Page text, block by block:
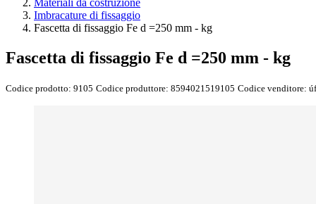
Materiali da costruzione
Imbracature di fissaggio
Fascetta di fissaggio Fe d =250 mm - kg
Fascetta di fissaggio Fe d =250 mm - kg
Codice prodotto: 9105 Codice produttore: 8594021519105 Codice venditore: